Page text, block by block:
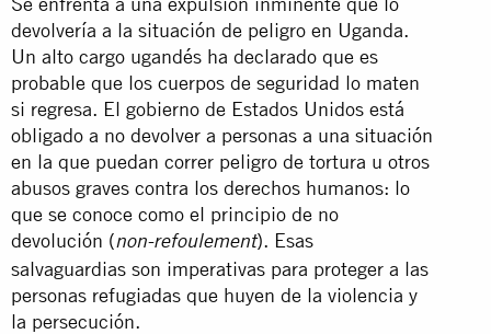
devolvería a la situación de peligro en Uganda.
Un alto cargo ugandés ha declarado que es
probable que los cuerpos de seguridad lo maten
si regresa. El gobierno de Estados Unidos está
obligado a no devolver a personas a una situación
en la que puedan correr peligro de tortura u otros
abusos graves contra los derechos humanos: lo
que se conoce como el principio de no
devolución (non-refoulement). Esas
salvaguardias son imperativas para proteger a las
personas refugiadas que huyen de la violencia y
la persecución.